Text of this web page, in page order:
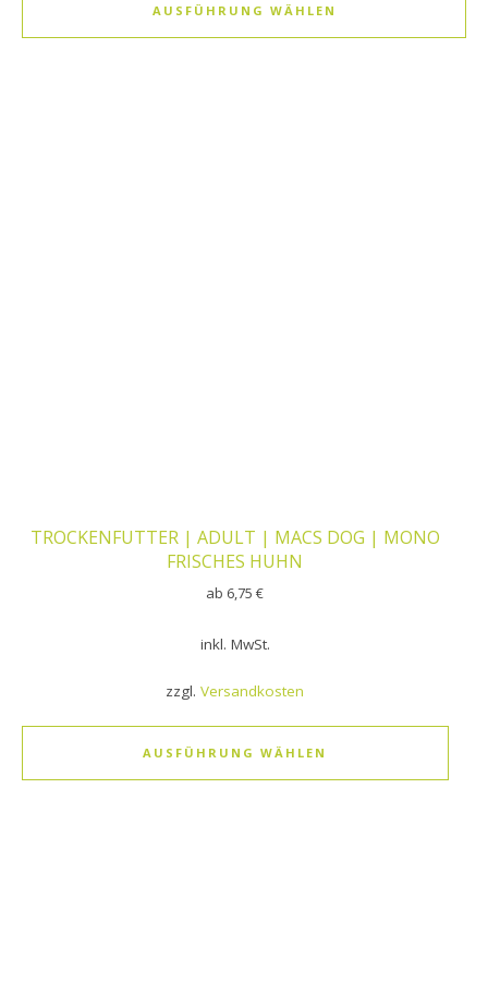
AUSFÜHRUNG WÄHLEN
TROCKENFUTTER | ADULT | MACS DOG | MONO
FRISCHES HUHN
ab 6,75€
inkl. MwSt.
zzgl.Versandkosten
AUSFÜHRUNG WÄHLEN